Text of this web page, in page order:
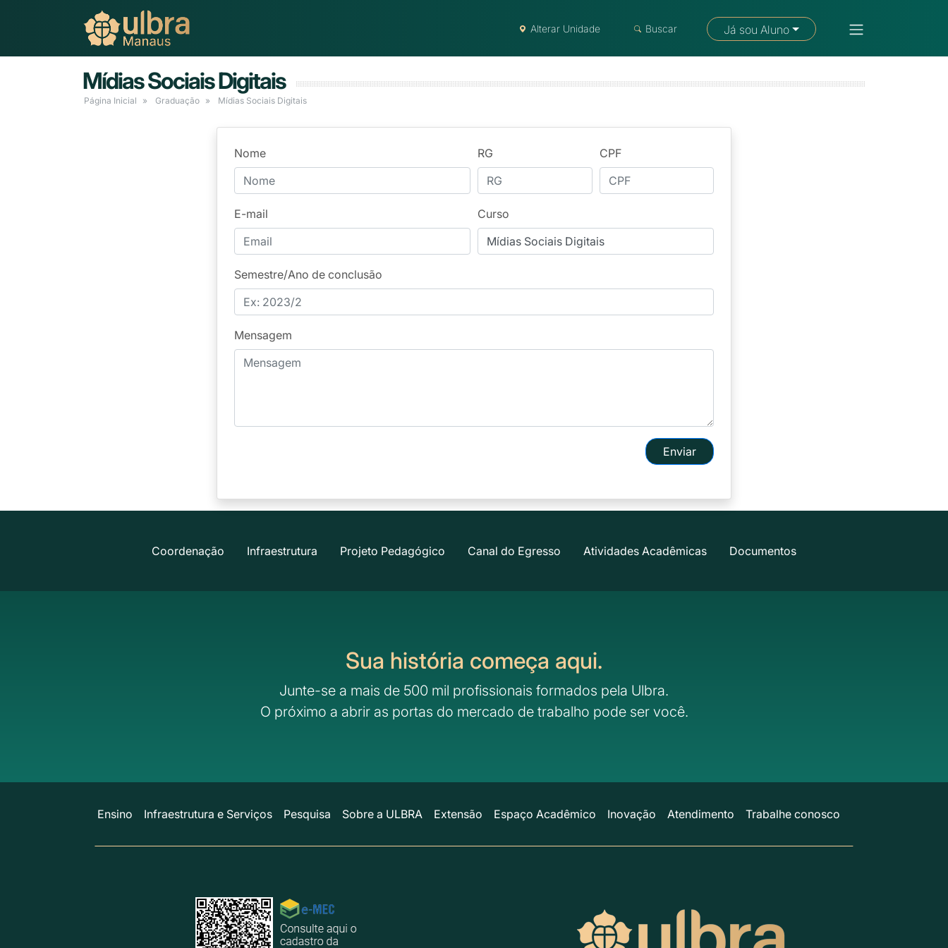
Fale com um consultor
Alterar Unidade Buscar Já sou Aluno
Mídias Sociais Digitais
Página Inicial Graduação Mídias Sociais Digitais
Nome RG CPF
E-mail Curso
Semestre/Ano de conclusão
Mensagem
Enviar
Coordenação Infraestrutura Projeto Pedagógico Canal do Egresso Atividades Acadêmicas Documentos
Sua história começa aqui.
Junte-se a mais de 500 mil profissionais formados pela Ulbra.
O próximo a abrir as portas do mercado de trabalho pode ser você.
Ensino Infraestrutura e Serviços Pesquisa Sobre a ULBRA Extensão Espaço Acadêmico Inovação Atendimento Trabalhe conosco